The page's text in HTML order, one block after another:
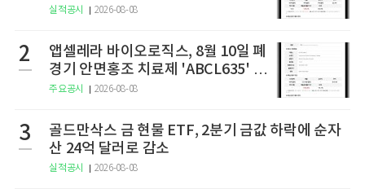
실적공시 2026-08-08
2
앱셀레라 바이오로직스, 8월 10일 폐
경기 안면홍조 치료제 'ABCL635' 임
상 2상 결과 발표
주요공시 2026-08-08
3
골드만삭스 금 현물 ETF, 2분기 금값 하락에 순자
산 24억 달러로 감소
실적공시 2026-08-08